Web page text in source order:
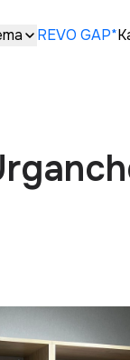
REVO GAP*